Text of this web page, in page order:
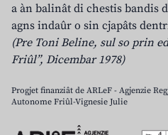
a àn balinât di chestis bandis
agns indaûr o sin cjapâts
(Pre Toni Beline, sul so prin
Friûl”, Dicembar 1978)
Progjet finanziât de ARLeF - Agjenzie
Autonome Friûl-Vignesie Julie